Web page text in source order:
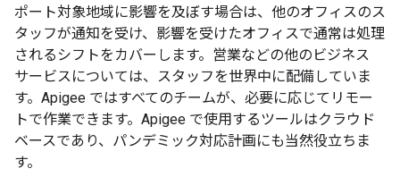
ポート対象地域に影響を及ぼす場合は、他のオフィスのス
タッフが通知を受け、影響を受けたオフィスで通常は処理
されるシフトをカバーします。営業などの他のビジネス
サービスについては、スタッフを世界中に配備していま
す。Apigee ではすべてのチームが、必要に応じてリモー
トで作業できます。Apigee で使用するツールはクラウド
ベースであり、パンデミック対応計画にも当然役立ちま
す。